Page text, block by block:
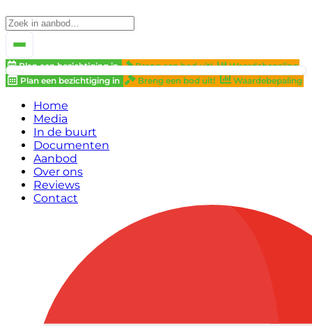
Plan een bezichtiging in Breng een bod uit!
Waardebepaling
Plan een bezichtiging in
Breng een bod uit! Waardebepaling
Home
Media
In de buurt
Documenten
Aanbod
Over ons
Reviews
Contact